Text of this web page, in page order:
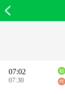
07:02
07:30